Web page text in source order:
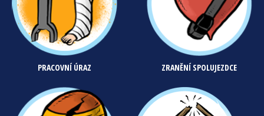
PRACOVNÍ ÚRAZ ZRANĚNÍ SPOLUJEZDCE